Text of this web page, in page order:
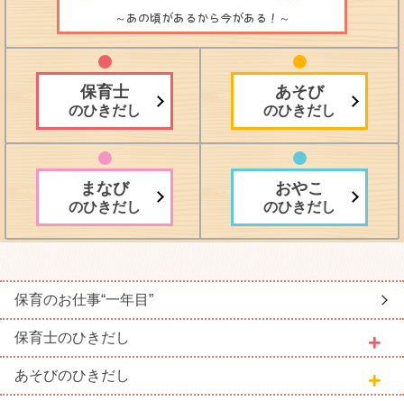
～あの頃があるから今がある！～
保育士
のひきだし
あそび
のひきだし
まなび
のひきだし
おやこ
のひきだし
保育のお仕事“一年目”
保育士のひきだし
あそびのひきだし